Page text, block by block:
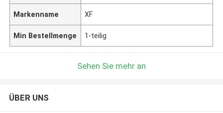
Markenname XF
Min Bestellmenge 1-teilig
Sehen Sie mehr an
ÜBER UNS